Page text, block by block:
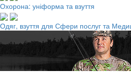
Охорона: уніформа та взуття
Одяг, взуття для Сфери послуг та